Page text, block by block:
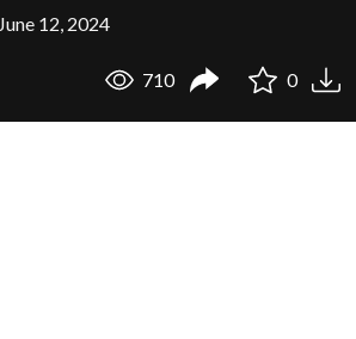
June 12, 2024
710 0